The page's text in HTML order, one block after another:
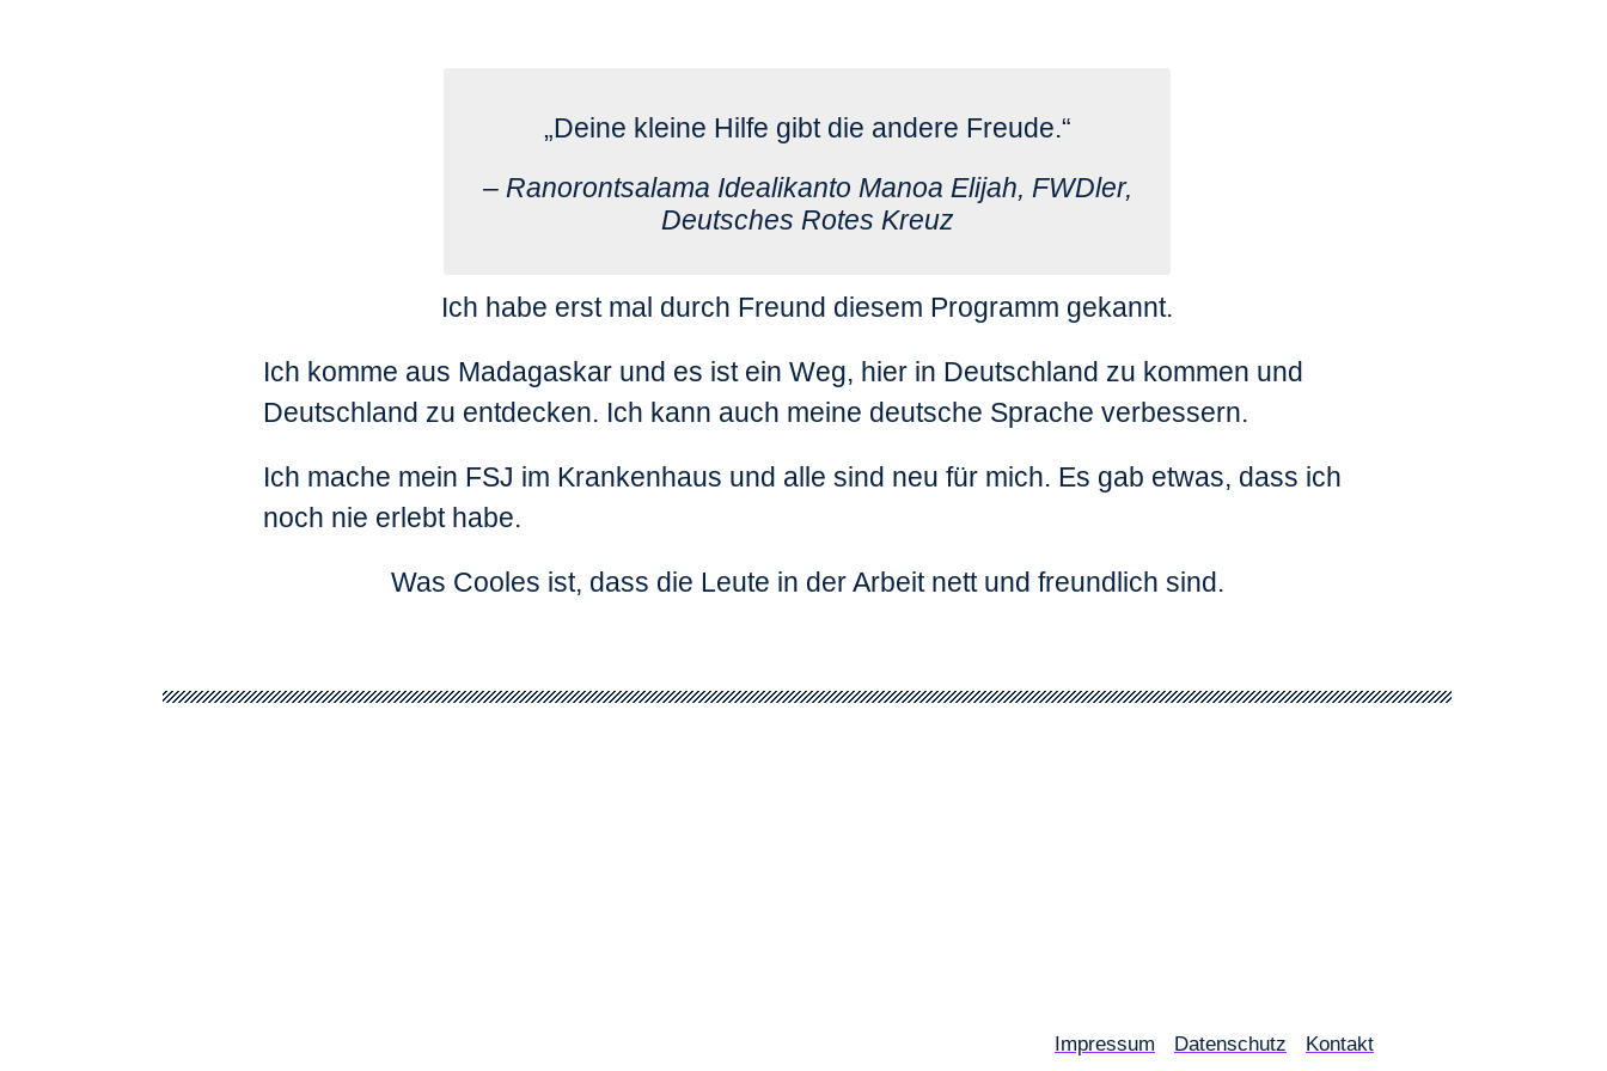
„Deine kleine Hilfe gibt die andere Freude.“
– Ranorontsalama Idealikanto Manoa Elijah, FWDler,
Deutsches Rotes Kreuz
Ich habe erst mal durch Freund diesem Programm gekannt.
Ich komme aus Madagaskar und es ist ein Weg, hier in Deutschland zu kommen und
Deutschland zu entdecken. Ich kann auch meine deutsche Sprache verbessern.
Ich mache mein FSJ im Krankenhaus und alle sind neu für mich. Es gab etwas, dass ich
noch nie erlebt habe.
Was Cooles ist, dass die Leute in der Arbeit nett und freundlich sind.
Impressum Datenschutz Kontakt